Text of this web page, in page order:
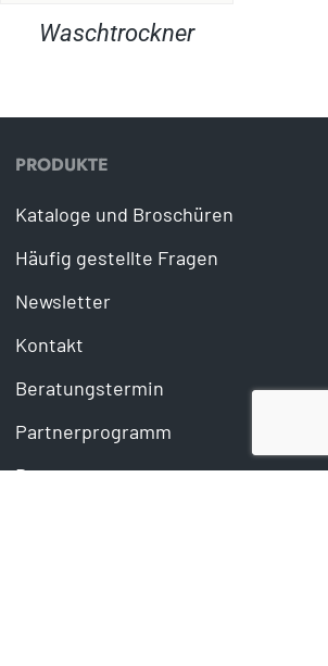
Waschtrockner
PRODUKTE
Kataloge und Broschüren
Häufig gestellte Fragen
Newsletter
Kontakt
Beratungstermin
Partnerprogramm
Bewertungen